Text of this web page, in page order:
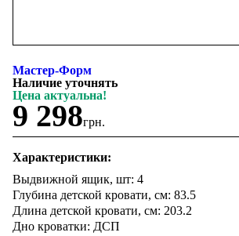
Мастер-Форм
Наличие уточнять
Цена актуальна!
9 298грн.
Характеристики:
Выдвижной ящик, шт: 4
Глубина детской кровати, см: 83.5
Длина детской кровати, см: 203.2
Дно кроватки: ДСП